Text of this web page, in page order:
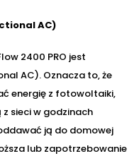
AC)
2400 PRO jest
AC). Oznacza to, że
energię z fotowoltaiki,
sieci w godzinach
ją do domowej
lub zapotrzebowanie